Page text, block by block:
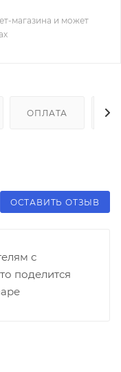
магазина и может
ОПЛАТА
ОСТАВИТЬ ОТЗЫВ
с
поделится